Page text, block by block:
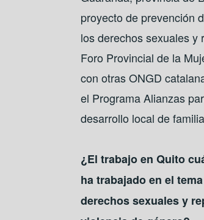
proyecto de prevención
los derechos sexuales y
Foro Provincial de la
con otras ONGD
el Programa Alianzas
desarrollo local de
¿El trabajo en Quito
ha trabajado en el
derechos sexuales y